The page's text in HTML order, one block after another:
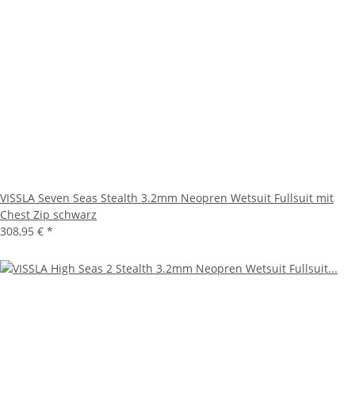
VISSLA Seven Seas Stealth 3.2mm Neopren Wetsuit Fullsuit mit
Chest Zip schwarz
308,95 € *